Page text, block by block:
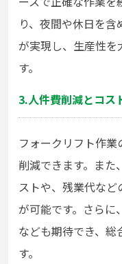
り、夜間や休日を
が実現し、生産性を
す。
3.人件費削減とコス
フォークリフト作
削減できます。また
ストや、残業代な
が可能です。さらに
なども期待でき、総
す。